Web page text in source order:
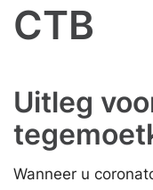
CTB
Uitleg
Wanneer u